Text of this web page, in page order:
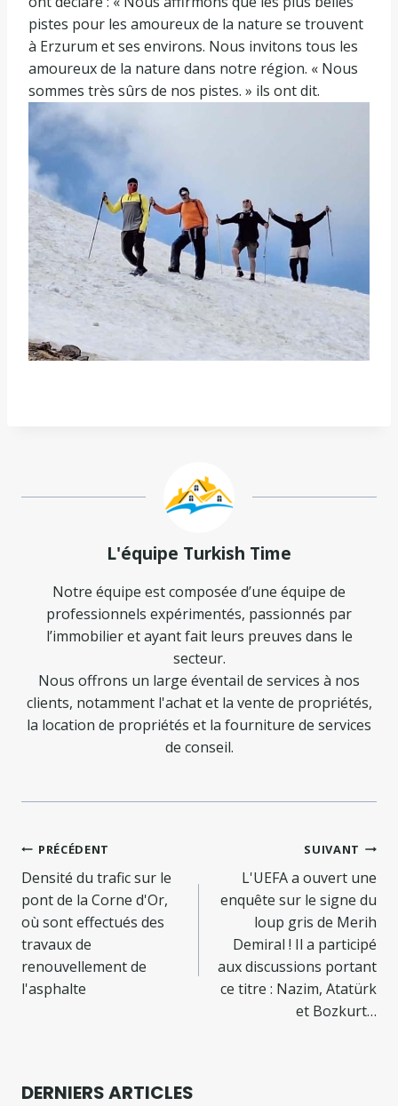
pistes pour les amoureux de la nature se trouvent
à Erzurum et ses environs. Nous invitons tous les
amoureux de la nature dans notre région. « Nous
sommes très sûrs de nos pistes. » ils ont dit.
L'équipe Turkish Time
Notre équipe est composée d’une équipe de
professionnels expérimentés, passionnés par
l’immobilier et ayant fait leurs preuves dans le
secteur.
Nous offrons un large éventail de services à nos
clients, notamment l'achat et la vente de propriétés,
la location de propriétés et la fourniture de services
de conseil.
Navigation
de
l’article
PRÉCÉDENT
Densité du trafic sur le
pont de la Corne d'Or,
où sont effectués des
travaux de
renouvellement de
l'asphalte
SUIVANT
L'UEFA a ouvert une
enquête sur le signe du
loup gris de Merih
Demiral ! Il a participé
aux discussions portant
ce titre : Nazim, Atatürk
et Bozkurt…
DERNIERS ARTICLES